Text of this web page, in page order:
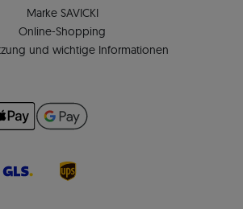
Marke SAVICKI
Online-Shopping
und wichtige Informationen